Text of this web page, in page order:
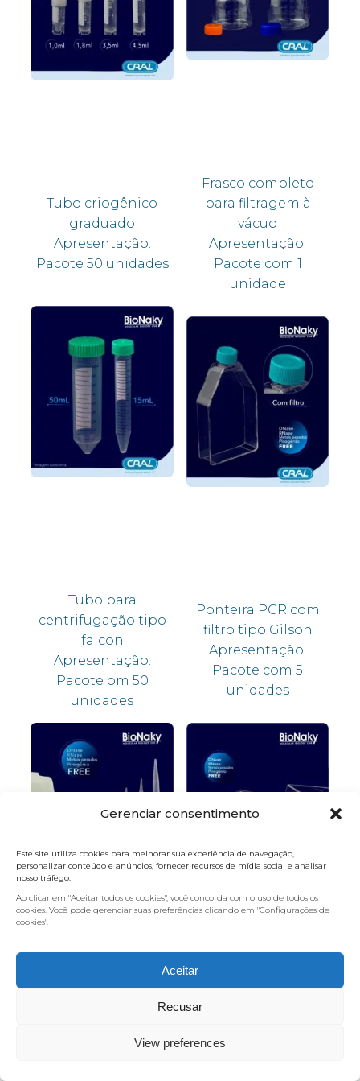
Gerenciar consentimento
Este site utiliza cookies para melhorar sua experiência de navegação,
personalizar conteúdo e anúncios, fornecer recursos de mídia social e analisar
nosso tráfego.
Ao clicar em "Aceitar todos os cookies", você concorda com o uso de todos os
cookies. Você pode gerenciar suas preferências clicando em "Configurações de
cookies".
Aceitar
Recusar
View preferences
Tubo criogênico
graduado
Apresentação:
Pacote 50 unidades
Frasco completo
para filtragem à
vácuo
Apresentação:
Pacote com 1
unidade
Tubo para
centrifugação tipo
falcon
Apresentação:
Pacote om 50
unidades
Ponteira PCR com
filtro tipo Gilson
Apresentação:
Pacote com 5
unidades
filtro tipo Gilson
cultura celular